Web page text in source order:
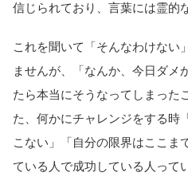
信じられており、言葉には霊的
これを聞いて「そんなわけない
ませんが、「なんか、今日ダ
たら本当にそうなってしまった
た、何かにチャレンジをする時
こない」「自分の限界はここま
ている人で成功している人って